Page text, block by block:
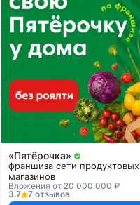
«Пятёрочка»
франшиза сети продуктовых
магазинов
Вложения от 20 000 000 ₽
3.7
7 отзывов